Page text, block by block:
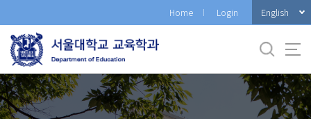
로
메
뉴
Home Login English